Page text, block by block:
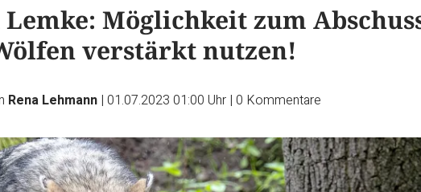
Lemke: Möglichkeit zum
verstärkt nutzen!
Rena Lehmann | 01.07.2023 01:00 Uhr | 0 Kommentare